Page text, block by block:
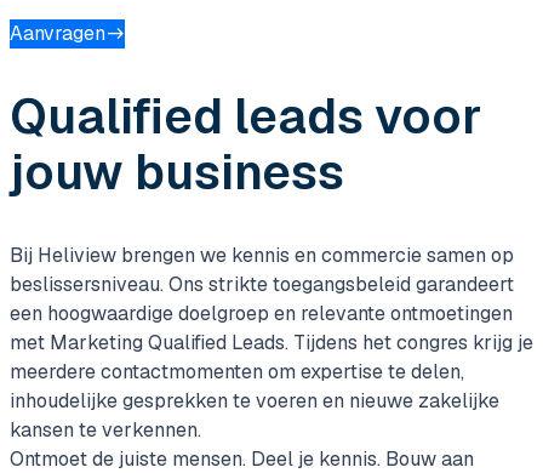
Aanvragen
Qualified leads voor
jouw business
Bij Heliview brengen we kennis en commercie samen op
beslissersniveau. Ons strikte toegangsbeleid garandeert
een hoogwaardige doelgroep en relevante ontmoetingen
met Marketing Qualified Leads. Tijdens het congres krijg je
meerdere contactmomenten om expertise te delen,
inhoudelijke gesprekken te voeren en nieuwe zakelijke
kansen te verkennen.
Ontmoet de juiste mensen. Deel je kennis. Bouw aan